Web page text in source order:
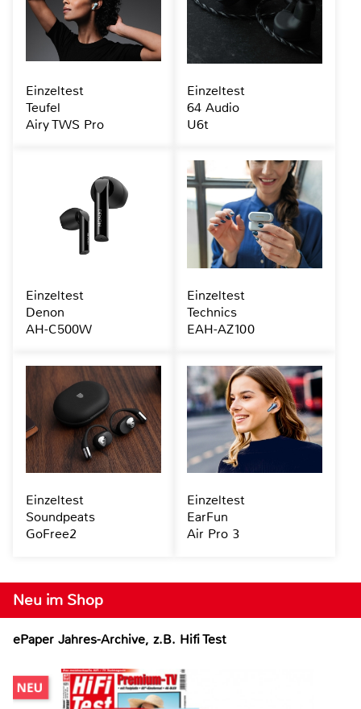
Neu im Shop
ePaper Jahres-Archive, z.B. Hifi Test
Einzeltest
Teufel
Airy TWS Pro
Einzeltest
64 Audio
U6t
Einzeltest
Denon
AH-C500W
Einzeltest
Technics
EAH-AZ100
Einzeltest
Soundpeats
GoFree2
Einzeltest
EarFun
Air Pro 3